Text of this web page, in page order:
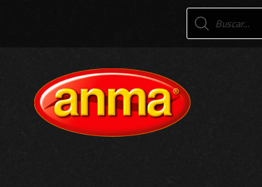
Products
search